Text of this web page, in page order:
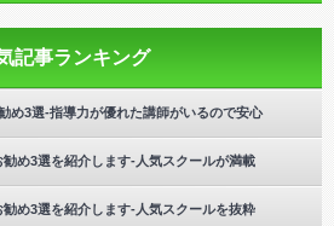
記事ランキング
め3選-指導力が優れた講師がいるので安心
め3選を紹介します-人気スクールが満載
め3選を紹介します-人気スクールを抜粋